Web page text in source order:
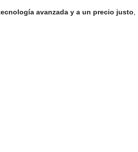
avanzada y a un precio justo